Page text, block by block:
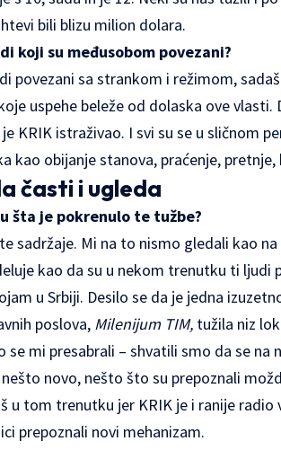
bili blizu milion dolara.
koji su međusobom povezani?
povezani sa strankom i režimom,
uspehe beleže od dolaska ove vlasti.
KRIK istraživao. I svi su se u sličnom
kao obijanje stanova, praćenje,
časti i ugleda
šta je pokrenulo te tužbe?
sadržaje. Mi na to nismo gledali kao
kao da su u nekom trenutku ti ljudi
u Srbiji. Desilo se da je jedna
poslova, Milenijum TIM, tužila niz
se mi presabrali – shvatili smo da se
novo, nešto što su prepoznali
tom trenutku jer KRIK je i ranije radio
prepoznali novi mehanizam.